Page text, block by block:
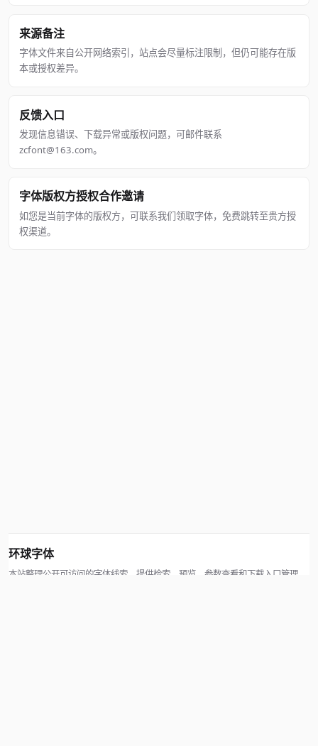
来源备注
字体文件来自公开网络索引，站点会尽量标注限制，但仍可能存在版
本或授权差异。
反馈入口
发现信息错误、下载异常或版权问题，可邮件联系
zcfont@163.com。
字体版权方授权合作邀请
如您是当前字体的版权方，可联系我们领取字体，免费跳转至贵方授
权渠道。
环球字体
本站整理公开可访问的字体线索，提供检索、预览、参数查看和下载入口管理。